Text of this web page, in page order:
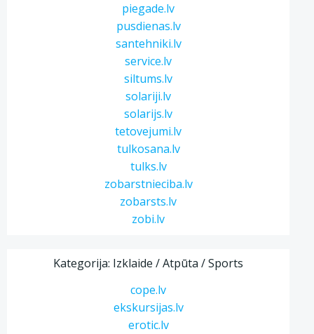
piegade.lv
pusdienas.lv
santehniki.lv
service.lv
siltums.lv
solariji.lv
solarijs.lv
tetovejumi.lv
tulkosana.lv
tulks.lv
zobarstnieciba.lv
zobarsts.lv
zobi.lv
Kategorija: Izklaide / Atpūta / Sports
cope.lv
ekskursijas.lv
erotic.lv